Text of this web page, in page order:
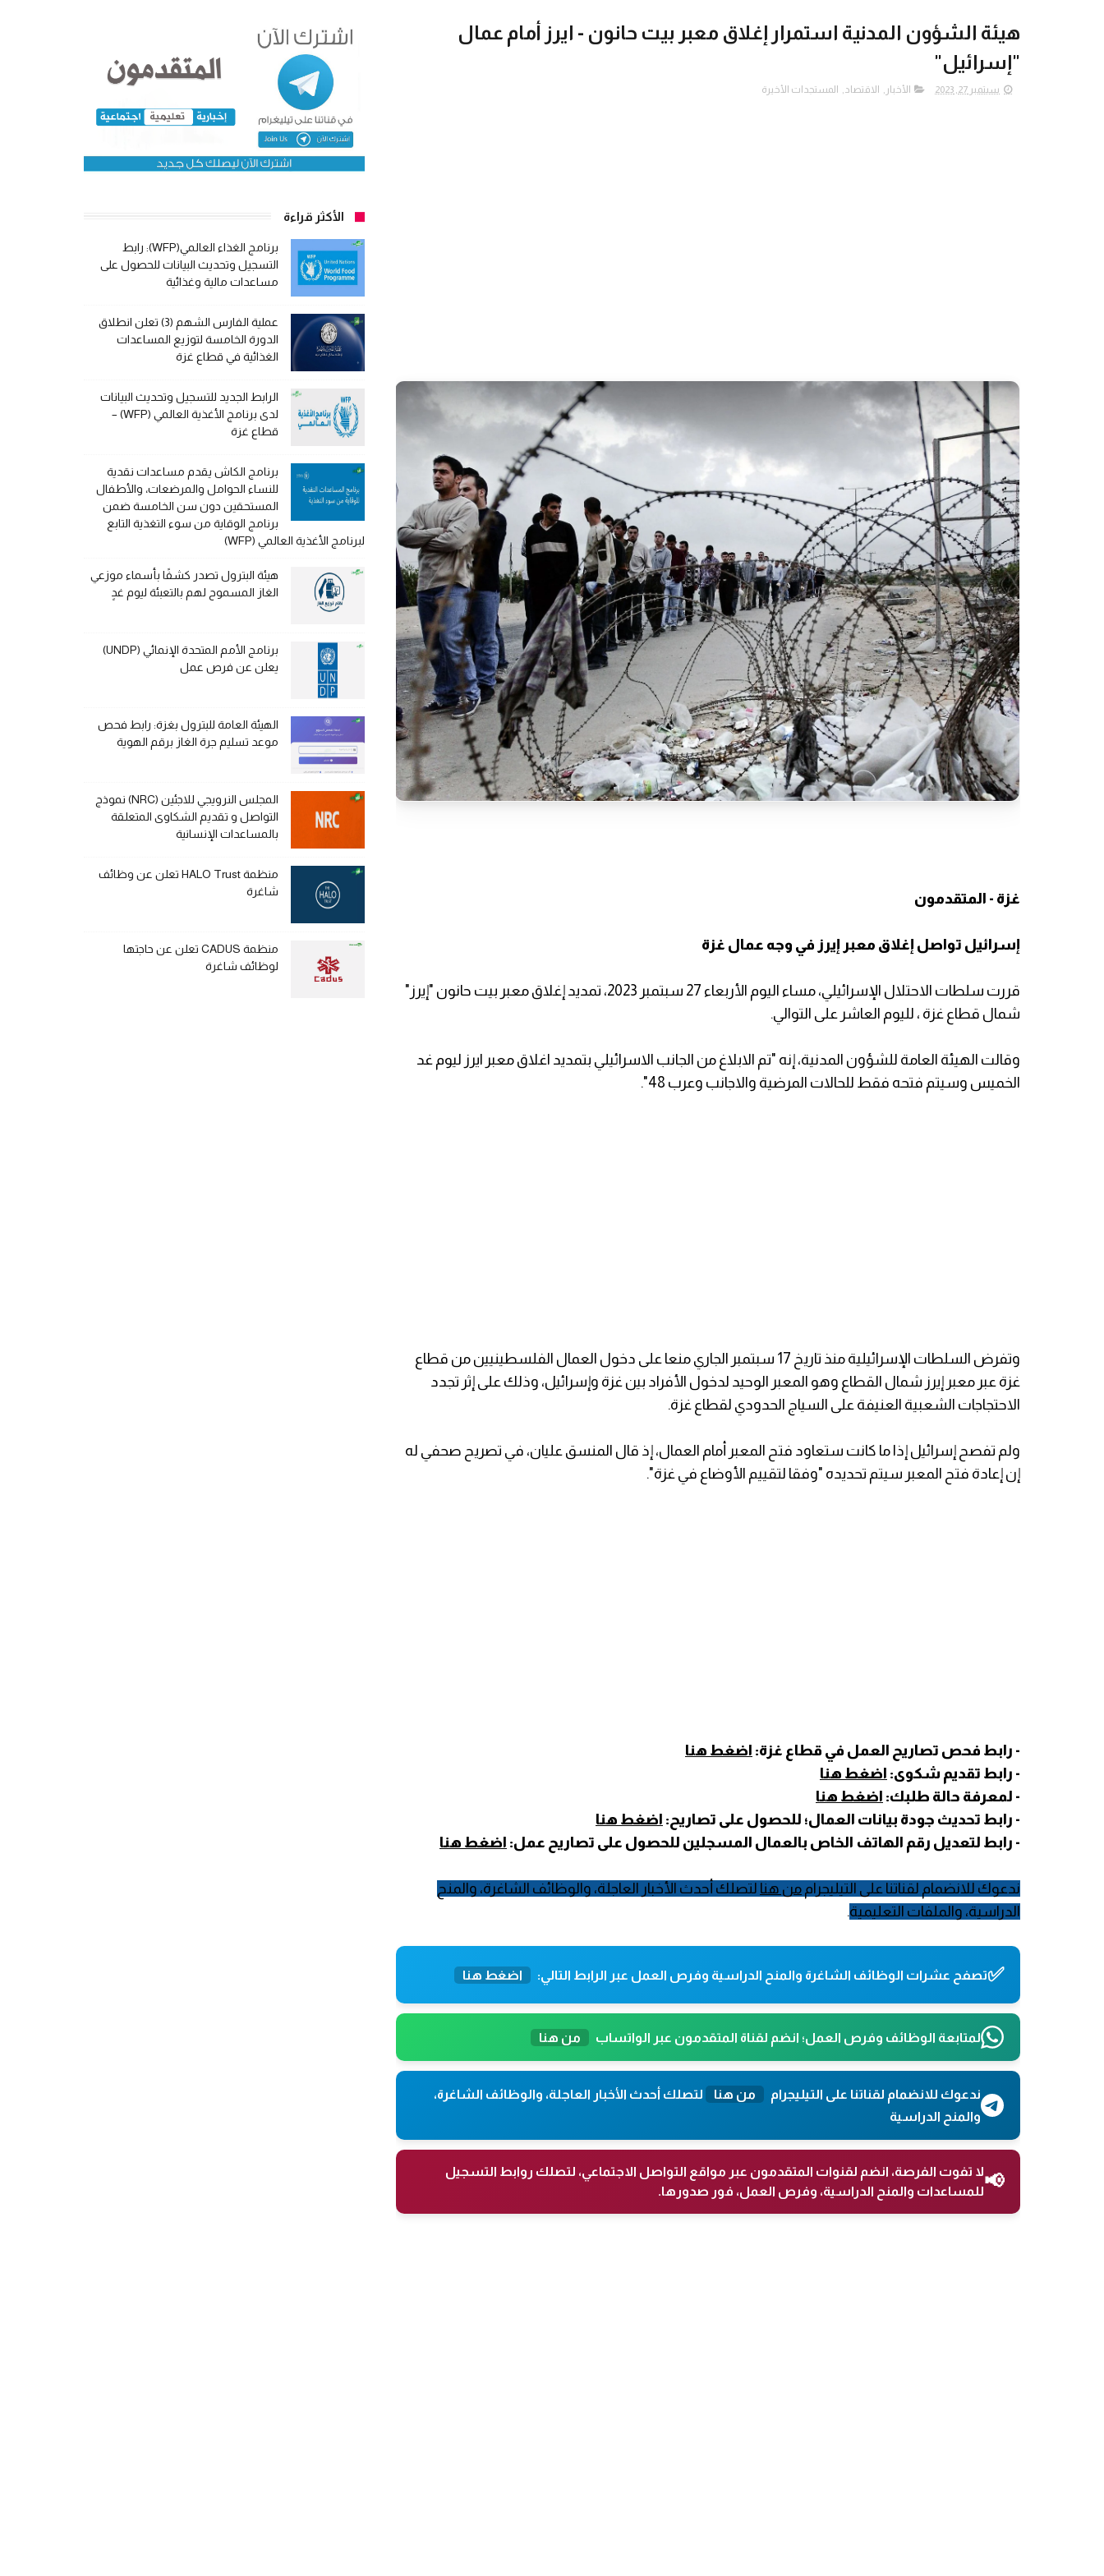
هيئة الشؤون المدنية استمرار إغلاق معبر بيت حانون - ايرز أمام عمال
"إسرائيل"
سبتمبر 27, 2023 الأخبار , الاقتصاد, المستجدات الأخيرة
غزة - المتقدمون
إسرائيل تواصل إغلاق معبر إيرز في وجه عمال غزة
قررت سلطات الاحتلال الإسرائيلي، مساء اليوم الأربعاء 27 سبتمبر 2023، تمديد إغلاق معبر بيت حانون "إيرز"
شمال قطاع غزة ، لليوم العاشر على التوالي.
وقالت الهيئة العامة للشؤون المدنية، إنه "تم الابلاغ من الجانب الاسرائيلي بتمديد اغلاق معبر ايرز ليوم غد
الخميس وسيتم فتحه فقط للحالات المرضية والاجانب وعرب 48".
وتفرض السلطات الإسرائيلية منذ تاريخ 17 سبتمبر الجاري منعا على دخول العمال الفلسطينيين من قطاع
غزة عبر معبر إيرز شمال القطاع وهو المعبر الوحيد لدخول الأفراد بين غزة وإسرائيل، وذلك على إثر تجدد
الاحتجاجات الشعبية العنيفة على السياج الحدودي لقطاع غزة.
ولم تفصح إسرائيل إذا ما كانت ستعاود فتح المعبر أمام العمال، إذ قال المنسق عليان، في تصريح صحفي له
إن إعادة فتح المعبر سيتم تحديده "وفقا لتقييم الأوضاع في غزة".
- رابط فحص تصاريح العمل في قطاع غزة: اضغط هنا
- رابط تقديم شكوى: اضغط هنا
- لمعرفة حالة طلبك: اضغط هنا
- رابط تحديث جودة بيانات العمال؛ للحصول على تصاريح: اضغط هنا
- رابط لتعديل رقم الهاتف الخاص بالعمال المسجلين للحصول على تصاريح عمل: اضغط هنا
ندعوك للانضمام لقناتنا على التيليجرام من هنا لتصلك أحدث الأخبار العاجلة، والوظائف الشاغرة، والمنح
الدراسية، والملفات التعليمية.
✅تصفح عشرات الوظائف الشاغرة والمنح الدراسية وفرص العمل عبر الرابط التالي: اضغط هنا
لمتابعة الوظائف وفرص العمل؛ انضم لقناة المتقدمون عبر الواتساب من هنا
ندعوك للانضمام لقناتنا على التيليجرام من هنا
لتصلك أحدث الأخبار العاجلة، والوظائف الشاغرة،
والمنح الدراسية
📢لا تفوت الفرصة، انضم لقنوات المتقدمون عبر مواقع التواصل الاجتماعي، لتصلك روابط التسجيل
للمساعدات والمنح الدراسية، وفرص العمل، فور صدورها.
الأكثر قراءة
برنامج الغذاء العالمي(WFP): رابط
التسجيل وتحديث البيانات للحصول على
مساعدات مالية وغذائية
عملية الفارس الشهم (3) تعلن انطلاق
الدورة الخامسة لتوزيع المساعدات
الغذائية في قطاع غزة
الرابط الجديد للتسجيل وتحديث البيانات
لدى برنامج الأغذية العالمي (WFP) –
قطاع غزة
برنامج الكاش يقدم مساعدات نقدية
للنساء الحوامل والمرضعات، والأطفال
المستحقين دون سن الخامسة ضمن
برنامج الوقاية من سوء التغذية التابع
لبرنامج الأغذية العالمي (WFP)
هيئة البترول تصدر كشفًا بأسماء موزعي
الغاز المسموح لهم بالتعبئة ليوم غدٍ
برنامج الأمم المتحدة الإنمائي (UNDP)
يعلن عن فرص عمل
الهيئة العامة للبترول بغزة: رابط فحص
موعد تسليم جرة الغاز برقم الهوية
المجلس النرويجي للاجئين (NRC) نموذج
التواصل و تقديم الشكاوى المتعلقة
بالمساعدات الإنسانية
منظمة HALO Trust تعلن عن وظائف
شاغرة
منظمة CADUS تعلن عن حاجتها
لوظائف شاغرة